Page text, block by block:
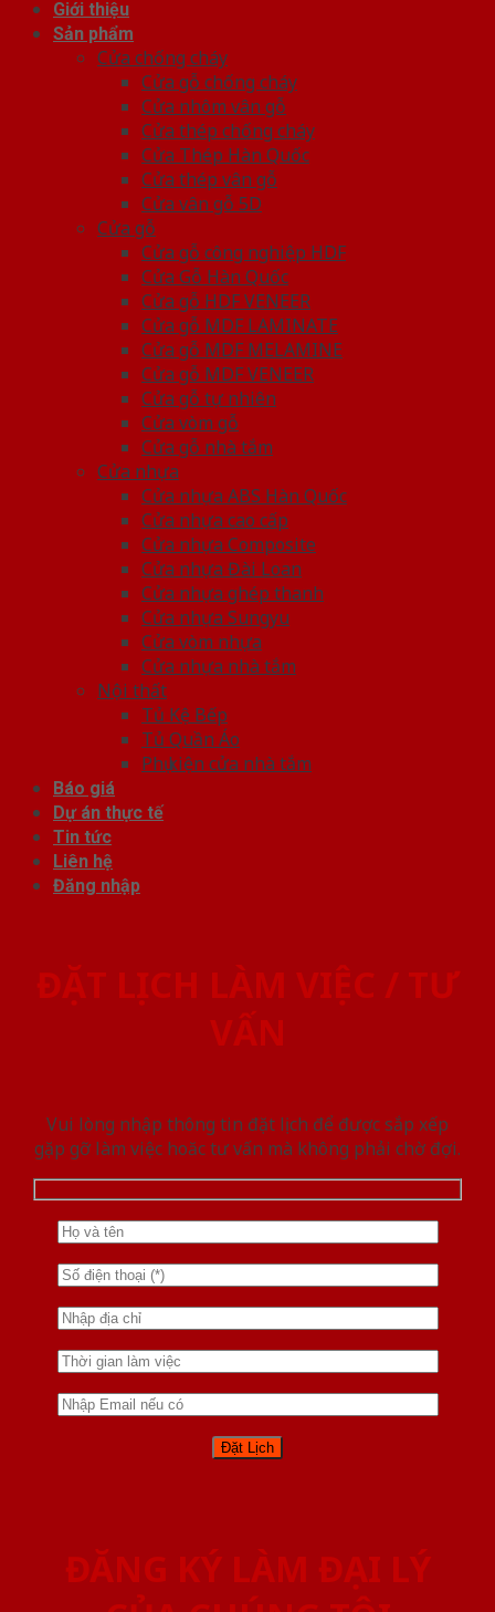
Giới thiệu
Sản phẩm
Cửa chống cháy
Cửa gỗ chống cháy
Cửa nhôm vân gỗ
Cửa thép chống cháy
Cửa Thép Hàn Quốc
Cửa thép vân gỗ
Cửa vân gỗ 5D
Cửa gỗ
Cửa gỗ công nghiệp HDF
Cửa Gỗ Hàn Quốc
Cửa gỗ HDF VENEER
Cửa gỗ MDF LAMINATE
Cửa gỗ MDF MELAMINE
Cửa gỗ MDF VENEER
Cửa gỗ tự nhiên
Cửa vòm gỗ
Cửa gỗ nhà tắm
Cửa nhựa
Cửa nhựa ABS Hàn Quốc
Cửa nhựa cao cấp
Cửa nhựa Composite
Cửa nhựa Đài Loan
Cửa nhựa ghép thanh
Cửa nhựa Sungyu
Cửa vòm nhựa
Cửa nhựa nhà tắm
Nội thất
Tủ Kệ Bếp
Tủ Quần Áo
Phụ kiện cửa nhà tắm
Báo giá
Dự án thực tế
Tin tức
Liên hệ
Đăng nhập
ĐẶT LỊCH LÀM VIỆC / TƯ
VẤN
Vui lòng nhập thông tin đặt lịch để được sắp xếp
gặp gỡ làm việc hoăc tư vấn mà không phải chờ đợi.
ĐĂNG KÝ LÀM ĐẠI LÝ